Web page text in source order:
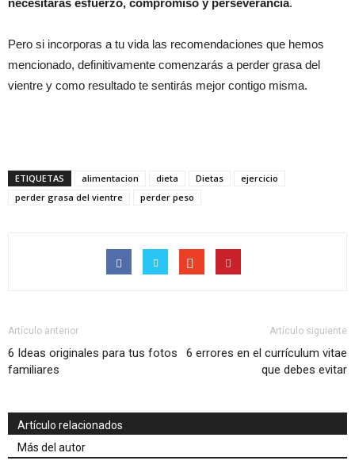
necesitarás esfuerzo, compromiso y perseverancia.
Pero si incorporas a tu vida las recomendaciones que hemos
mencionado, definitivamente comenzarás a perder grasa del
vientre y como resultado te sentirás mejor contigo misma.
ETIQUETAS alimentacion dieta Dietas
ejercicio
perder grasa del vientre
perder peso
Artículo anterior
6 Ideas originales para tus fotos
familiares
Artículo siguiente
6 errores en el currículum vitae
que debes evitar
Artículo relacionados
Más del autor